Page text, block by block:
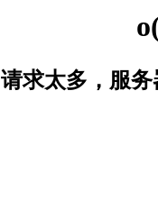
请求太多，服